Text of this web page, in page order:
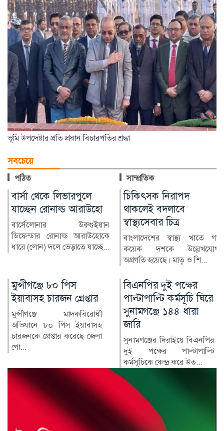
ভূমি উপদেষ্টার প্রতি প্রধান বিচারপতির শ্রদ্ধা
সবচেয়ে
পঠিত সাম্প্রতিক
চিকিৎসক নিরাপদ
থাকলেই বদলাবে
স্বাস্থ্যসেবার চিত্র
বাংলাদেশের স্বাস্থ্য খাতে গত
কয়েক দশকে উল্লেখযোগ্য
মুক্তিযুদ্ধ ছিল জনতার যুদ্ধ,
কোনো দলের নয়: রাষ্ট্রপতি
রাষ্ট্রপতি হাফিজ উদ্দিন আহমদ
বলেছেন, ১৯৭১ সালের মহান
মুক্তিযুদ্ধ ছিল জনতার যু...
বিএনপির দুই পক্ষের
পাল্টাপাল্টি কর্মসূচি ঘিরে
সুনামগঞ্জে ১৪৪ ধারা
জারি
সুনামগঞ্জের দিরাইয়ে বিএনপির
দুই পক্ষের পাল্টাপাল্টি
গুলশানে কার্যক্রম নিষিদ্ধ
আ. লীগের গোপন বৈঠক
থেকে গ্রেপ্তার ৬
রাজধানীর গুলশানে একটি
রেস্তোরাঁয় গোপন বৈঠক করার
সময় আওয়ামী লীগের ছয়
নেতাকর্মী...